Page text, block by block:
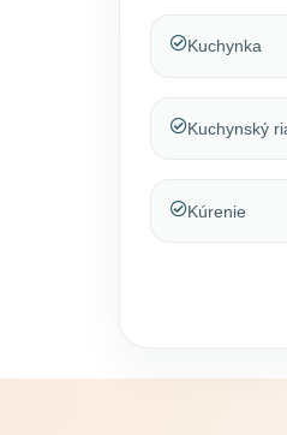
Kuchynka
Kuchynský
Kúrenie